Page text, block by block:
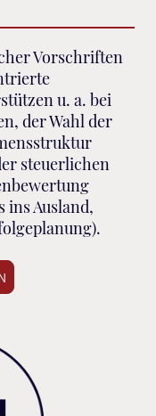
Vorschriften
u. a. bei
der Wahl der
steuerlichen
ins Ausland,